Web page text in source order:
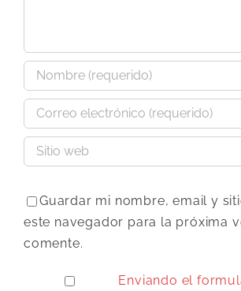
Guardar mi nombre, email y
este navegador para la próxima
comente.
Enviando el